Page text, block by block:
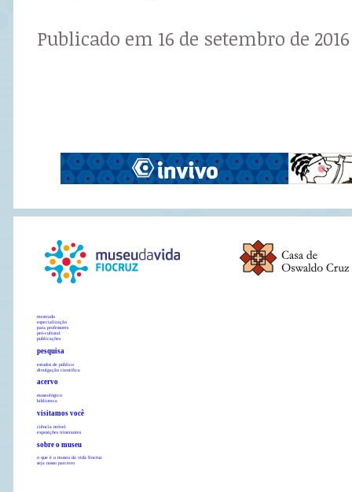
Publicado em 16 de setembro de 2016
mestrado
especialização
para professores
pró-cultural
publicações
pesquisa
estudos de público
divulgação científica
acervo
museológico
biblioteca
visitamos você
ciência móvel
exposições itinerantes
sobre o museu
o que é o museu da vida fiocruz
seja nosso parceiro